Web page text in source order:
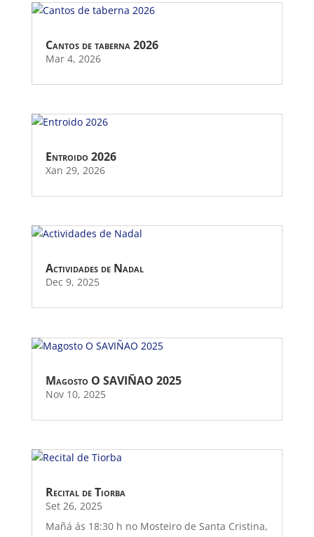
Cantos de taberna 2026
Mar 4, 2026
Entroido 2026
Xan 29, 2026
Actividades de Nadal
Dec 9, 2025
Magosto O SAVIÑAO 2025
Nov 10, 2025
Recital de Tiorba
Set 26, 2025
Mañá ás 18:30 h no Mosteiro de Santa Cristina,